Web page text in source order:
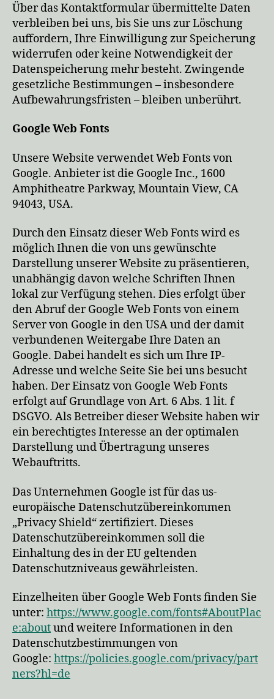
Über das Kontaktformular übermittelte Daten
verbleiben bei uns, bis Sie uns zur Löschung
auffordern, Ihre Einwilligung zur Speicherung
widerrufen oder keine Notwendigkeit der
Datenspeicherung mehr besteht. Zwingende
gesetzliche Bestimmungen – insbesondere
Aufbewahrungsfristen – bleiben unberührt.
Google Web Fonts
Unsere Website verwendet Web Fonts von
Google. Anbieter ist die Google Inc., 1600
Amphitheatre Parkway, Mountain View, CA
94043, USA.
Durch den Einsatz dieser Web Fonts wird es
möglich Ihnen die von uns gewünschte
Darstellung unserer Website zu präsentieren,
unabhängig davon welche Schriften Ihnen
lokal zur Verfügung stehen. Dies erfolgt über
den Abruf der Google Web Fonts von einem
Server von Google in den USA und der damit
verbundenen Weitergabe Ihre Daten an
Google. Dabei handelt es sich um Ihre IP-
Adresse und welche Seite Sie bei uns besucht
haben. Der Einsatz von Google Web Fonts
erfolgt auf Grundlage von Art. 6 Abs. 1 lit. f
DSGVO. Als Betreiber dieser Website haben wir
ein berechtigtes Interesse an der optimalen
Darstellung und Übertragung unseres
Webauftritts.
Das Unternehmen Google ist für das us-
europäische Datenschutzübereinkommen
„Privacy Shield“ zertifiziert. Dieses
Datenschutzübereinkommen soll die
Einhaltung des in der EU geltenden
Datenschutzniveaus gewährleisten.
Einzelheiten über Google Web Fonts finden Sie
unter: https://www.google.com/fonts#AboutPlac
e:aboutund weitere Informationen in den
Datenschutzbestimmungen von
Google: https://policies.google.com/privacy/part
ners?hl=de